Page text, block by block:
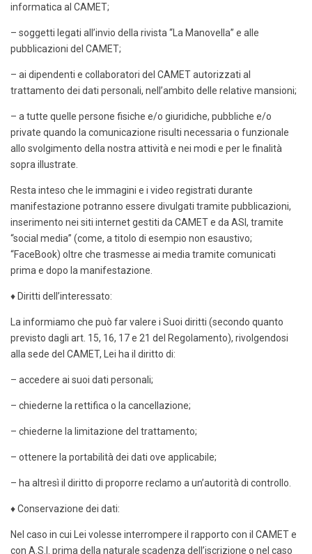
informatica al CAMET;
– soggetti legati all’invio della rivista “La Manovella” e alle
pubblicazioni del CAMET;
– ai dipendenti e collaboratori del CAMET autorizzati al
trattamento dei dati personali, nell’ambito delle relative mansioni;
– a tutte quelle persone fisiche e/o giuridiche, pubbliche e/o
private quando la comunicazione risulti necessaria o funzionale
allo svolgimento della nostra attività e nei modi e per le finalità
sopra illustrate.
Resta inteso che le immagini e i video registrati durante
manifestazione potranno essere divulgati tramite pubblicazioni,
inserimento nei siti internet gestiti da CAMET e da ASI, tramite
“social media” (come, a titolo di esempio non esaustivo;
“FaceBook) oltre che trasmesse ai media tramite comunicati
prima e dopo la manifestazione.
♦ Diritti dell’interessato:
La informiamo che può far valere i Suoi diritti (secondo quanto
previsto dagli art. 15, 16, 17 e 21 del Regolamento), rivolgendosi
alla sede del CAMET, Lei ha il diritto di:
– accedere ai suoi dati personali;
– chiederne la rettifica o la cancellazione;
– chiederne la limitazione del trattamento;
– ottenere la portabilità dei dati ove applicabile;
– ha altresì il diritto di proporre reclamo a un’autorità di controllo.
♦ Conservazione dei dati:
Nel caso in cui Lei volesse interrompere il rapporto con il CAMET e
con A.S.I. prima della naturale scadenza dell’iscrizione o nel caso